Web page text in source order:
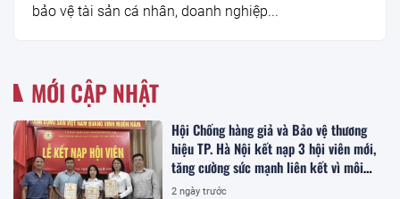
bảo vệ tài sản cá nhân, doanh nghiệp...
MỚI CẬP NHẬT
Hội Chống hàng giả và Bảo vệ thương
hiệu TP. Hà Nội kết nạp 3 hội viên mới,
tăng cường sức mạnh liên kết vì môi
trường kinh doanh lành mạnh
2 ngày trước